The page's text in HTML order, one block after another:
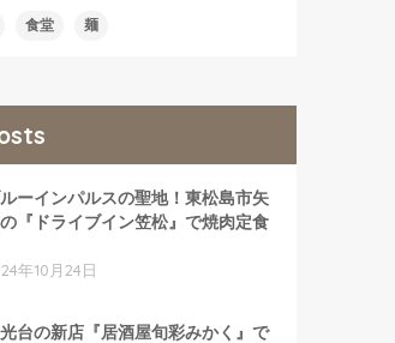
食堂 麺
ーインパルスの聖地！東松島市矢
『ドライブイン笠松』で焼肉定食
年10月24日
台の新店『居酒屋旬彩みかく』で